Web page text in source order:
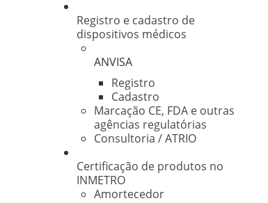
Registro e cadastro de
dispositivos médicos
ANVISA
Registro
Cadastro
Marcação CE, FDA e outras
agências regulatórias
Consultoria / ATRIO
Certificação de produtos no
INMETRO
Amortecedor